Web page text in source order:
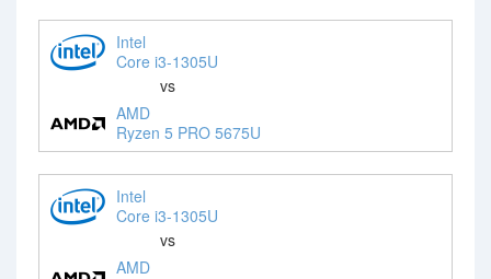
Intel
Core i3-1305U
vs
AMD
Ryzen 5 PRO 5675U
Intel
Core i3-1305U
vs
AMD